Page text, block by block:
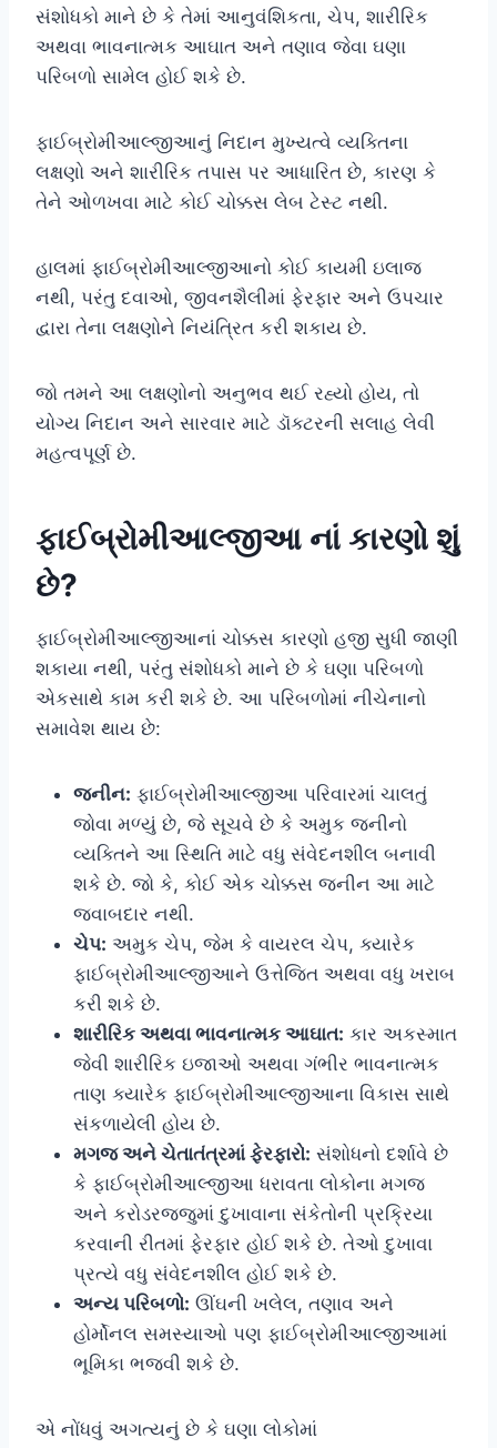
સંશોધકો માને છે કે તેમાં આનુવંશિકતા, ચેપ, શારીરિક
અથવા ભાવનાત્મક આઘાત અને તણાવ જેવા ઘણા
પરિબળો સામેલ હોઈ શકે છે.
ફાઈબ્રોમીઆલ્જીઆનું નિદાન મુખ્યત્વે વ્યક્તિના
લક્ષણો અને શારીરિક તપાસ પર આધારિત છે, કારણ કે
તેને ઓળખવા માટે કોઈ ચોક્કસ લેબ ટેસ્ટ નથી.
હાલમાં ફાઈબ્રોમીઆલ્જીઆનો કોઈ કાયમી ઇલાજ
નથી, પરંતુ દવાઓ, જીવનશૈલીમાં ફેરફાર અને ઉપચાર
દ્વારા તેના લક્ષણોને નિયંત્રિત કરી શકાય છે.
જો તમને આ લક્ષણોનો અનુભવ થઈ રહ્યો હોય, તો
યોગ્ય નિદાન અને સારવાર માટે ડૉક્ટરની સલાહ લેવી
મહત્વપૂર્ણ છે.
ફાઈબ્રોમીઆલ્જીઆ નાં કારણો શું
છે?
ફાઈબ્રોમીઆલ્જીઆનાં ચોક્કસ કારણો હજી સુધી જાણી
શકાયા નથી, પરંતુ સંશોધકો માને છે કે ઘણા પરિબળો
એકસાથે કામ કરી શકે છે. આ પરિબળોમાં નીચેનાનો
સમાવેશ થાય છે:
જનીન: ફાઈબ્રોમીઆલ્જીઆ પરિવારમાં ચાલતું
જોવા મળ્યું છે, જે સૂચવે છે કે અમુક જનીનો
વ્યક્તિને આ સ્થિતિ માટે વધુ સંવેદનશીલ બનાવી
શકે છે. જો કે, કોઈ એક ચોક્કસ જનીન આ માટે
જવાબદાર નથી.
ચેપ: અમુક ચેપ, જેમ કે વાયરલ ચેપ, ક્યારેક
ફાઈબ્રોમીઆલ્જીઆને ઉત્તેજિત અથવા વધુ ખરાબ
કરી શકે છે.
શારીરિક અથવા ભાવનાત્મક આઘાત: કાર અકસ્માત
જેવી શારીરિક ઇજાઓ અથવા ગંભીર ભાવનાત્મક
તાણ ક્યારેક ફાઈબ્રોમીઆલ્જીઆના વિકાસ સાથે
સંકળાયેલી હોય છે.
મગજ અને ચેતાતંત્રમાં ફેરફારો: સંશોધનો દર્શાવે છે
કે ફાઈબ્રોમીઆલ્જીઆ ધરાવતા લોકોના મગજ
અને કરોડરજ્જુમાં દુખાવાના સંકેતોની પ્રક્રિયા
કરવાની રીતમાં ફેરફાર હોઈ શકે છે. તેઓ દુખાવા
પ્રત્યે વધુ સંવેદનશીલ હોઈ શકે છે.
અન્ય પરિબળો: ઊંઘની ખલેલ, તણાવ અને
હોર્મોનલ સમસ્યાઓ પણ ફાઈબ્રોમીઆલ્જીઆમાં
ભૂમિકા ભજવી શકે છે.
એ નોંધવું અગત્યનું છે કે ઘણા લોકોમાં